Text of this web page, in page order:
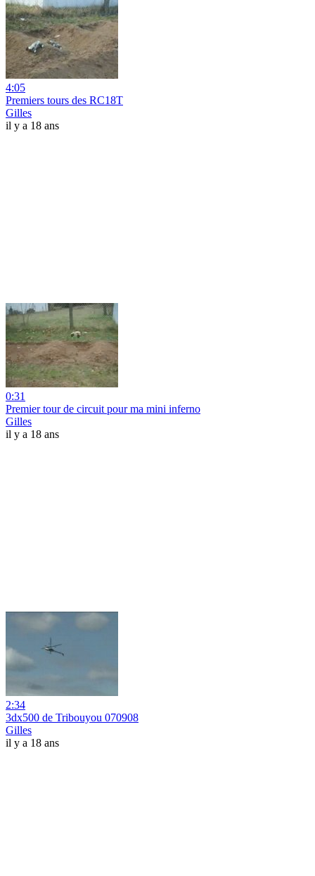
4:05
Premiers tours des RC18T
Gilles
il y a 18 ans
0:31
Premier tour de circuit pour ma mini inferno
Gilles
il y a 18 ans
2:34
3dx500 de Tribouyou 070908
Gilles
il y a 18 ans